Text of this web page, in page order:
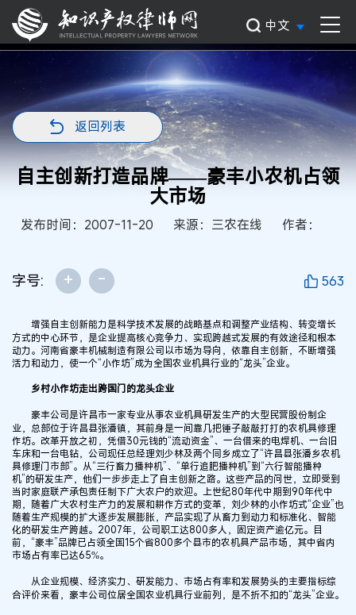
中文
返回列表
自主创新打造品牌——豪丰小农机占领
大市场
发布时间：2007-11-20 来源：三农在线 作者：
字号: + - 563
增强自主创新能力是科学技术发展的战略基点和调整产业结构、转变增长
方式的中心环节，是企业提高核心竞争力、实现跨越式发展的有效途径和根本
动力。河南省豪丰机械制造有限公司以市场为导向，依靠自主创新，不断增强
活力和动力，使一个“小作坊”成为全国农业机具行业的“龙头”企业。
乡村小作坊走出跨国门的龙头企业
豪丰公司是许昌市一家专业从事农业机具研发生产的大型民营股份制企
业，总部位于许昌县张潘镇，其前身是一间靠几把锤子敲敲打打的农机具修理
作坊。改革开放之初，凭借30元钱的“流动资金”、一台借来的电焊机、一台旧
车床和一台电钻，公司现任总经理刘少林及两个同乡成立了“许昌县张潘乡农机
具修理门市部”。从“三行畜力播种机”、“单行追肥播种机”到“六行智能播种
机”的研发生产，他们一步步走上了自主创新之路。这些产品的问世，立即受到
当时家庭联产承包责任制下广大农户的欢迎。上世纪80年代中期到90年代中
期，随着广大农村生产力的发展和耕作方式的变革，刘少林的小作坊式“企业”也
随着生产规模的扩大逐步发展膨胀，产品实现了从畜力到动力和标准化、智能
化的研发生产跨越。2007年，公司职工达800多人，固定资产逾亿元。目
前，“豪丰”品牌已占领全国15个省800多个县市的农机具产品市场，其中省内
市场占有率已达65%。
从企业规模、经济实力、研发能力、市场占有率和发展势头的主要指标综
合评价来看，豪丰公司位居全国农业机具行业前列，是不折不扣的“龙头”企业。